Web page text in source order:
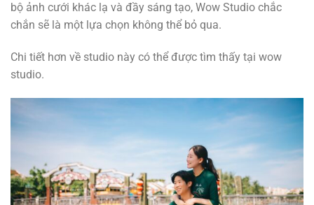
bộ ảnh cưới khác lạ và đầy sáng tạo, Wow Studio chắc
chắn sẽ là một lựa chọn không thể bỏ qua.
Chi tiết hơn về studio này có thể được tìm thấy tại wow
studio.